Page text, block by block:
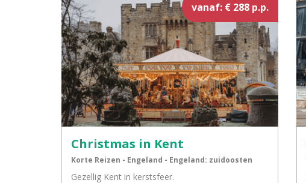
vanaf: € 288 p.p.
Christmas in Kent
Korte Reizen - Engeland - Engeland: zuidoosten
Gezellig Kent in kerstsfeer.